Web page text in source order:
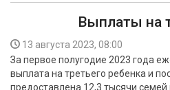
ЭКОНОМИКА
КУЛЬТУРА
БЕЗОПАСНОСТЬ
Выплаты на
13 августа 2023, 08:00
За первое полугодие 2023 года
выплата на третьего ребенка и
предоставлена 12,3 тысячи